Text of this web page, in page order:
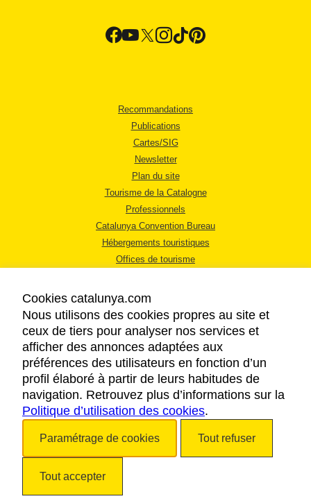
Recommandations
Publications
Cartes/SIG
Newsletter
Plan du site
Tourisme de la Catalogne
Professionnels
Catalunya Convention Bureau
Hébergements touristiques
Offices de tourisme
MENTIONS LÉGALES
RÈGLES DE CONFIDENTIALITÉ
COOKIES
ACCESSIBILITÉ
Cookies catalunya.com
Nous utilisons des cookies propres au site et
ceux de tiers pour analyser nos services et
afficher des annonces adaptées aux
préférences des utilisateurs en fonction d’un
profil élaboré à partir de leurs habitudes de
navigation. Retrouvez plus d’informations sur la
Politique d’utilisation des cookies.
Paramétrage de cookies Tout refuser
Tout accepter